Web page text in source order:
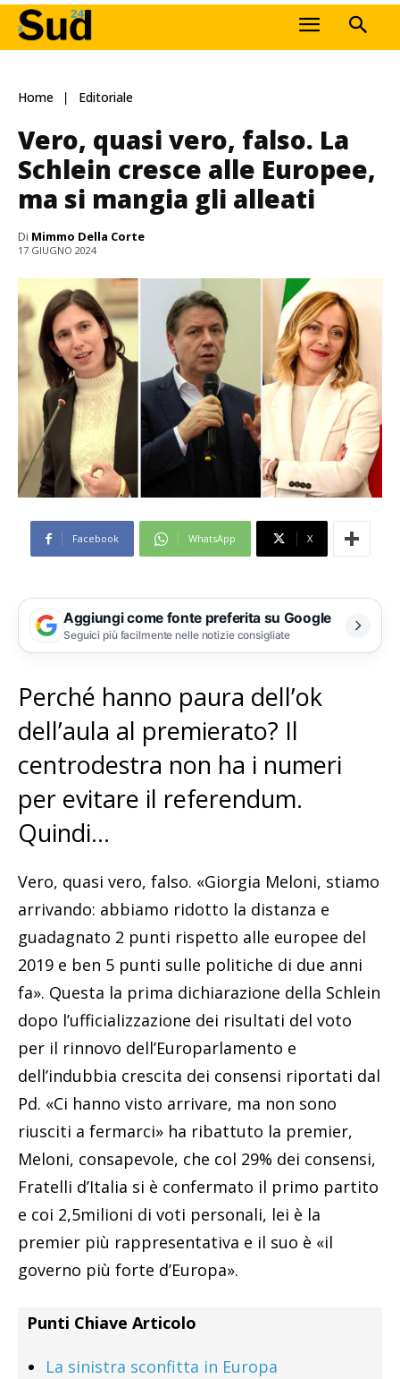
Home Editoriale
Vero, quasi vero, falso. La
Schlein cresce alle Europee,
ma si mangia gli alleati
Di Mimmo Della Corte
17 GIUGNO 2024
Facebook WhatsApp X
Aggiungi come fonte preferita su Google
Seguici più facilmente nelle notizie consigliate
Perché hanno paura dell’ok
dell’aula al premierato? Il
centrodestra non ha i numeri
per evitare il referendum.
Quindi…
Vero, quasi vero, falso. «Giorgia Meloni, stiamo
arrivando: abbiamo ridotto la distanza e
guadagnato 2 punti rispetto alle europee del
2019 e ben 5 punti sulle politiche di due anni
fa». Questa la prima dichiarazione della Schlein
dopo l’ufficializzazione dei risultati del voto
per il rinnovo dell’Europarlamento e
dell’indubbia crescita dei consensi riportati dal
Pd. «Ci hanno visto arrivare, ma non sono
riusciti a fermarci» ha ribattuto la premier,
Meloni, consapevole, che col 29% dei consensi,
Fratelli d’Italia si è confermato il primo partito
e coi 2,5milioni di voti personali, lei è la
premier più rappresentativa e il suo è «il
governo più forte d’Europa».
Punti Chiave Articolo
La sinistra sconfitta in Europa